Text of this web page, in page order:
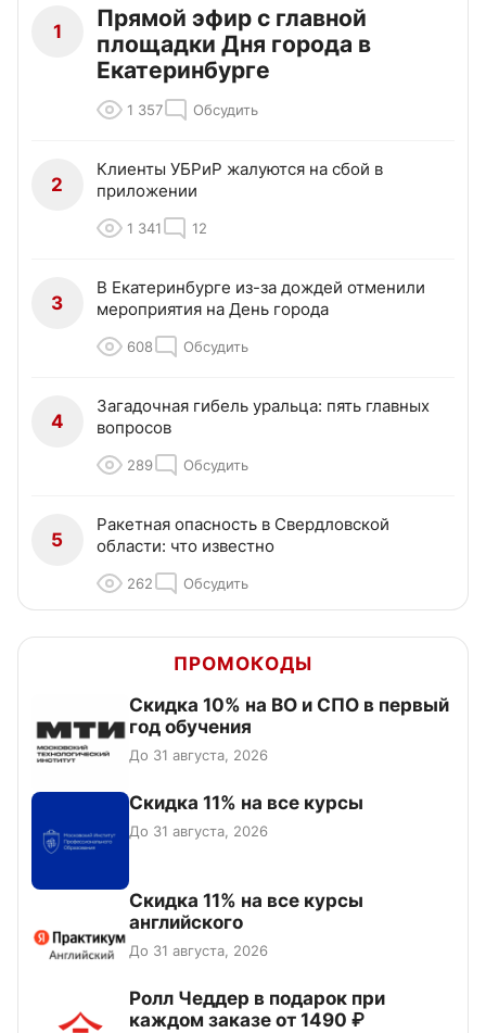
1
Прямой эфир с главной
площадки Дня города в
Екатеринбурге
1 357 Обсудить
2
Клиенты УБРиР жалуются на сбой в
приложении
1 341 12
3
В Екатеринбурге из-за дождей отменили
мероприятия на День города
608 Обсудить
4
Загадочная гибель уральца: пять главных
вопросов
289 Обсудить
5
Ракетная опасность в Свердловской
области: что известно
262 Обсудить
ПРОМОКОДЫ
Скидка 10% на ВО и СПО в первый
год обучения
До 31 августа, 2026
Скидка 11% на все курсы
До 31 августа, 2026
Скидка 11% на все курсы
английского
До 31 августа, 2026
Ролл Чеддер в подарок при
каждом заказе от 1490 ₽